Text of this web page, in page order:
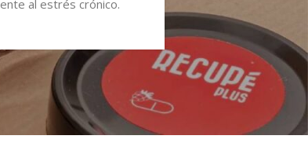
al estrés crónico.